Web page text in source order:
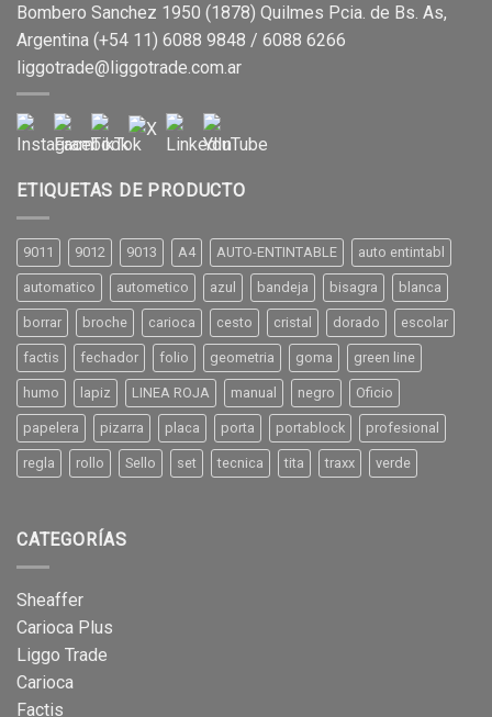
Bombero Sanchez 1950 (1878) Quilmes Pcia. de Bs. As,
Argentina (+54 11) 6088 9848 / 6088 6266
liggotrade@liggotrade.com.ar
ETIQUETAS DE PRODUCTO
9011 9012 9013 A4 AUTO-ENTINTABLE auto entintabl
automatico autometico azul bandeja bisagra blanca
borrar broche carioca cesto cristal dorado escolar
factis fechador folio geometria goma green line
humo lapiz LINEA ROJA manual negro Oficio
papelera pizarra placa porta portablock profesional
regla rollo Sello set tecnica tita traxx verde
CATEGORÍAS
Sheaffer
Carioca Plus
Liggo Trade
Carioca
Factis